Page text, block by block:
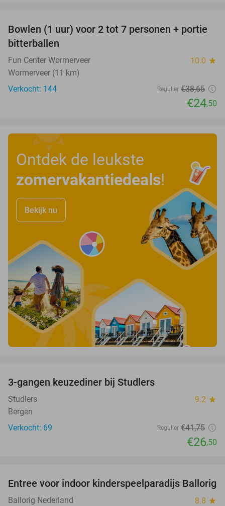
37%
Bowlen (1 uur) voor 2 tot 7 personen + portie
bitterballen
Fun Center Wormerveer 10.0 star
Wormerveer (11 km)
Verkocht: 144
Regulier €38,65
€24,50
Ontdek de leukste
zomervakantiedeals!
Bekijk nu
3-gangen keuzediner bij Studlers
Studlers 9.2 star
Bergen
Verkocht: 69
Regulier €41,75
€26,50
32%
Entree voor indoor kinderspeelparadijs Ballorig
Ballorig Nederland 8.8 star